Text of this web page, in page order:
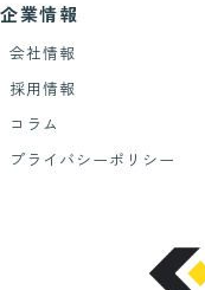
企業情報
会社情報
採用情報
コラム
プライバシーポリシー